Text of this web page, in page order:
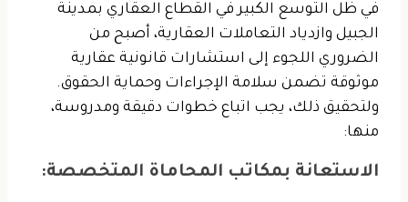
في ظل التوسع الكبير في القطاع العقاري بمدينة
الجبيل وازدياد التعاملات العقارية، أصبح من
الضروري اللجوء إلى استشارات قانونية عقارية
موثوقة تضمن سلامة الإجراءات وحماية الحقوق.
ولتحقيق ذلك، يجب اتباع خطوات دقيقة ومدروسة،
منها:
الاستعانة بمكاتب المحاماة المتخصصة: